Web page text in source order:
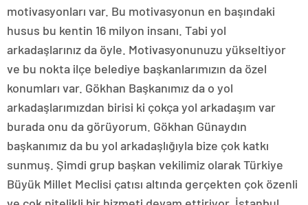
motivasyonları var. Bu motivasyonun en başındaki
husus bu kentin 16 milyon insanı. Tabi yol
arkadaşlarınız da öyle. Motivasyonunuzu yükseltiyor
ve bu nokta ilçe belediye başkanlarımızın da özel
konumları var. Gökhan Başkanımız da o yol
arkadaşlarımızdan birisi ki çokça yol arkadaşım var
burada onu da görüyorum. Gökhan Günaydın
başkanımız da bu yol arkadaşlığıyla bize çok katkı
sunmuş. Şimdi grup başkan vekilimiz olarak Türkiye
Büyük Millet Meclisi çatısı altında gerçekten çok özenli